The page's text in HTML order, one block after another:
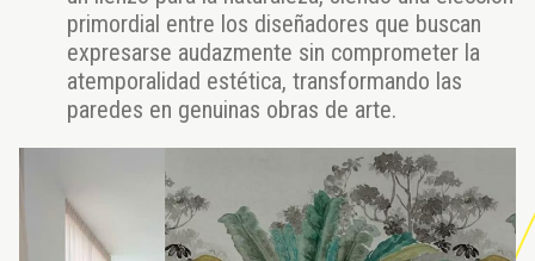
primordial entre los diseñadores que buscan
expresarse audazmente sin comprometer la
atemporalidad estética, transformando las
paredes en genuinas obras de arte.